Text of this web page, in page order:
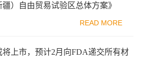
）自由贸易试验区总体方案》
READ MORE
上市，预计2月向FDA递交所有材